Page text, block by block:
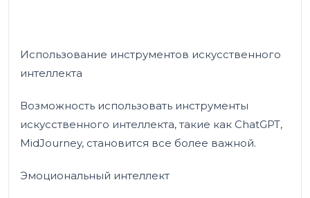
Использование инструментов искусственного
интеллекта
Возможность использовать инструменты
искусственного интеллекта, такие как ChatGPT,
MidJourney, становится все более важной.
Эмоциональный интеллект